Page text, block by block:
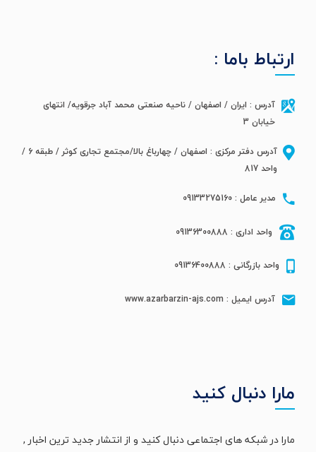
ارتباط باما :
آدرس : ایران / اصفهان / ناحیه صنعتی محمد آباد جرقویه/ انتهای
خیابان 3
آدرس دفتر مرکزی : اصفهان / چهارباغ بالا/مجتمع تجاری کوثر / طبقه 6 /
واحد 817
مدیر عامل : 09133275160
واحد اداری : 09136300888
واحد بازرگانی : 09136400888
آدرس ایمیل : www.azarbarzin-ajs.com
مارا دنبال کنید
مارا در شبکه های اجتماعی دنبال کنید و از انتشار جدید ترین اخبار ,